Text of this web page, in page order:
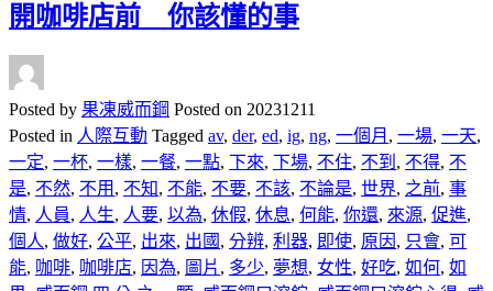
開咖啡店前 你該懂的事
Posted by 果凍威而鋼 Posted on 20231211
Posted in 人際互動 Tagged av, der, ed, ig, ng, 一個月 , 一場, 一天,
一定, 一杯, 一樣, 一餐, 一點, 下來, 下場, 不住, 不到 , 不得, 不
是, 不然, 不用 , 不知, 不能, 不要, 不該, 不論是, 世界, 之前, 事
情, 人員, 人生, 人要, 以為, 休假, 休息, 何能, 你還, 來源, 促進,
個人, 做好, 公平, 出來, 出國 , 分辨, 利器, 即使, 原因 , 只會, 可
能, 咖啡, 咖啡店, 因為, 圖片 , 多少, 夢想, 女性, 好吃, 如何, 如